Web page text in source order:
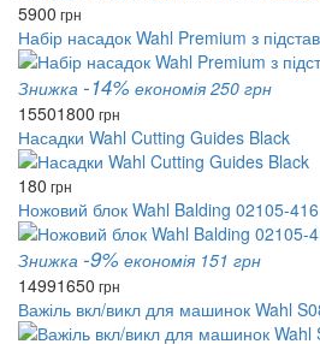
5900 грн
Набір насадок Wahl Premium з
Знижка -14% економія 250 грн
15501800 грн
Насадки Wahl Cutting Guides Black
180 грн
Ножовий блок Wahl Balding 02105-416
Знижка -9% економія 151 грн
14991650 грн
Важіль вкл/викл для машинок Wahl